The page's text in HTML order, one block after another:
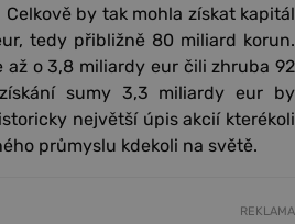
by tak mohla získat kapitál
tedy přibližně 80 miliard korun.
až o 3,8 miliardy eur čili zhruba 92
sumy 3,3 miliardy eur by
největší úpis akcií kterékoli
průmyslu kdekoli na světě.
REKLAMA